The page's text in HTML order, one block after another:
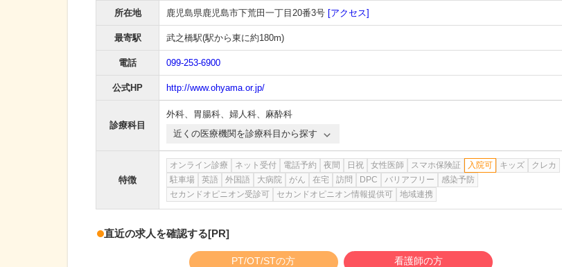
所在地 鹿児島県鹿児島市下荒田一丁目20番3号 [アクセス]
最寄駅 武之橋駅(駅から東に約180m)
電話 099-253-6900
公式HP http://www.ohyama.or.jp/
診療科目
外科、 胃腸科、 婦人科、 麻酔科
近くの医療機関を診療科目から探す
特徴
オンライン診療 ネット受付 電話予約 夜間 日祝 女性医師 スマホ保険証 入院可 キッズ
クレカ
駐車場
英語 外国語 大病院 がん 在宅 訪問 DPC バリアフリー
感染予防
セカンドオピニオン受診可
セカンドオピニオン情報提供可 地域連携
直近の求人を確認する[PR]
PT/OT/STの方 看護師の方